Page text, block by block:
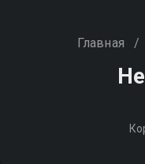
Главная /